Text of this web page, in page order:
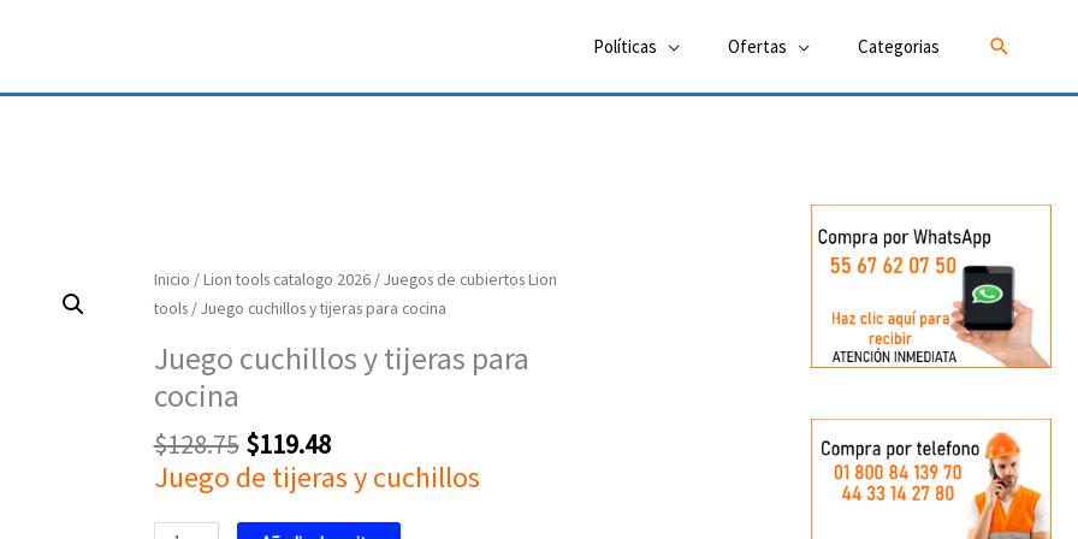
Políticas Ofertas Categorias Buscar
Inicio /Lion tools catalogo 2026/Juegos de cubiertos Lion
tools/ Juego cuchillos y tijeras para cocina
Juego cuchillos y tijeras para
cocina
$128.75
Original
price
$128.75.
$119.48
Current
price
$119.48.
Juego de tijeras y cuchillos
Juego
cuchillos
tijeras
para
cantidad